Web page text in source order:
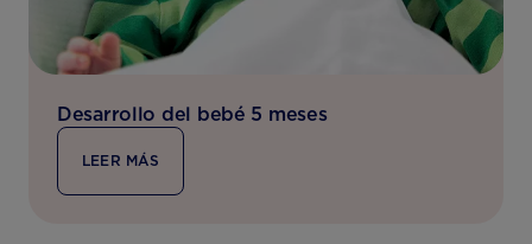
Desarrollo del bebé 5 meses
LEER MÁS